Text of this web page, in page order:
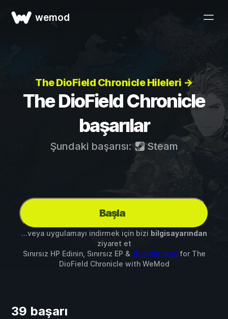
wemod
The DioField Chronicle Hileleri →
The DioField Chronicle
başarılar
Şundaki başarısı: Steam
Başla
...veya uygulamayı indirmek için bizi bilgisayarından
ziyaret et
Sınırsız HP Edinin, Sınırsız EP & 16 diğer mod for The
DioField Chronicle with WeMod
39 başarı